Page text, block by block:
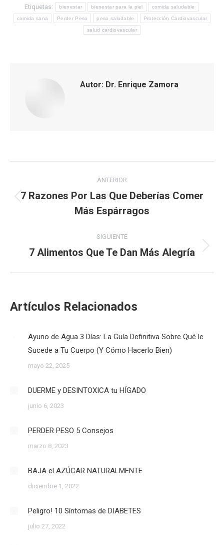
Etiquetas: bienestar bienestar para la piel comida saludable
comida sana Perder Peso peso saludable Protección Cardiovascular
salud cardiovascular
Autor: Dr. Enrique Zamora
entre
publicaciones
ANTERIOR
Publicación
anterior:
7 Razones Por Las Que Deberías Comer
Más Espárragos
SIGUIENTE
Publicación
7 Alimentos Que Te Dan Más Alegría
Artículos Relacionados
Ayuno de Agua 3 Días: La Guía Definitiva Sobre Qué le
Sucede a Tu Cuerpo (Y Cómo Hacerlo Bien)
mayo 22, 2025
DUERME y DESINTOXICA tu HÍGADO
junio 6, 2023
PERDER PESO 5 Consejos
marzo 8, 2023
BAJA el AZÚCAR NATURALMENTE
diciembre 1, 2022
Peligro! 10 Síntomas de DIABETES
julio 27, 2022